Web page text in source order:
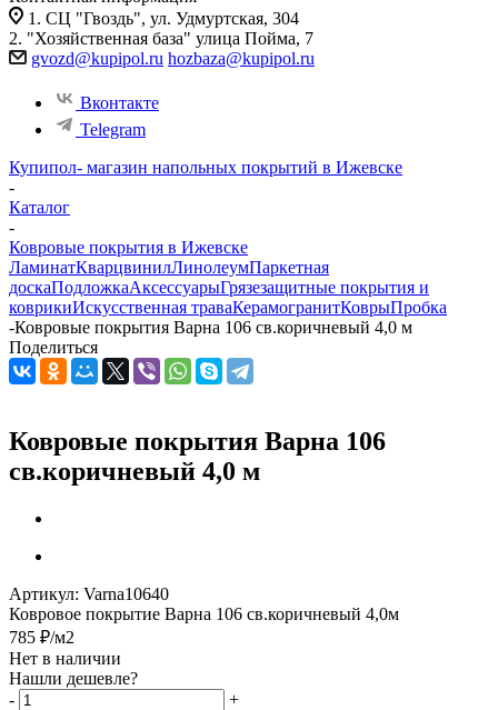
1. СЦ "Гвоздь", ул. Удмуртская, 304
2. "Хозяйственная база" улица Пойма, 7
gvozd@kupipol.ru hozbaza@kupipol.ru
Вконтакте
Telegram
Купипол- магазин напольных покрытий в Ижевске
-
Каталог
-
Ковровые покрытия в Ижевске
ЛаминатКварцвинилЛинолеумПаркетная
доскаПодложкаАксессуарыГрязезащитные покрытия и
коврикиИскусственная траваКерамогранитКоврыПробка
-Ковровые покрытия Варна 106 св.коричневый 4,0 м
Поделиться
Ковровые покрытия Варна 106
св.коричневый 4,0 м
Артикул: Varna10640
Ковровое покрытие Варна 106 св.коричневый 4,0м
785 ₽/м2
Нет в наличии
Нашли дешевле?
-
+